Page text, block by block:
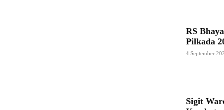
RS
Pilkada
4 September
Sigit